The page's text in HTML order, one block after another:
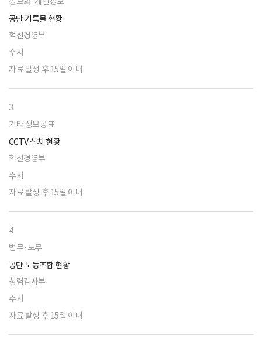
공단 기록물 현황
혁신경영부
수시
자료 발생 후 15일 이내
3
기타 정보공표
CCTV 설치 현황
혁신경영부
수시
자료 발생 후 15일 이내
4
법무·노무
공단 노동조합 현황
청렴감사부
수시
자료 발생 후 15일 이내